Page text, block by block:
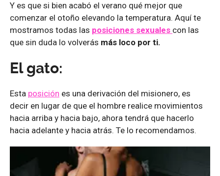
Y es que si bien acabó el verano qué mejor que
comenzar el otoño elevando la temperatura. Aquí te
mostramos todas las posiciones sexuales con las
que sin duda lo volverás más loco por ti.
El gato:
Esta posición es una derivación del misionero, es
decir en lugar de que el hombre realice movimientos
hacia arriba y hacia bajo, ahora tendrá que hacerlo
hacia adelante y hacia atrás. Te lo recomendamos.